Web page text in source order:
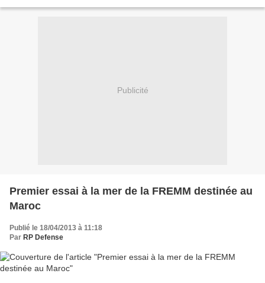
Publicité
Premier essai à la mer de la FREMM destinée au
Maroc
Publié le 18/04/2013 à 11:18
Par RP Defense